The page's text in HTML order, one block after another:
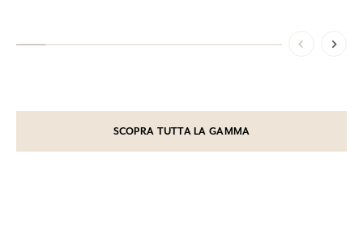
SCOPRA TUTTA LA GAMMA